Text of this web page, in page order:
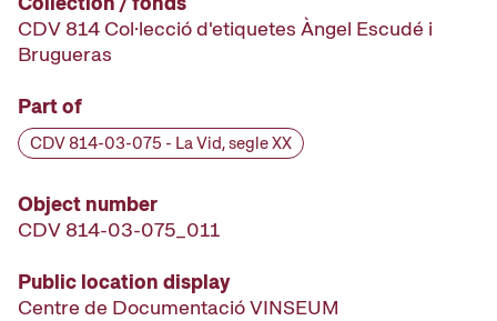
CDV 814 Col·lecció d'etiquetes Àngel Escudé i
Brugueras
Part of
CDV 814-03-075 - La Vid, segle XX
Object number
CDV 814-03-075_011
Public location display
Centre de Documentació VINSEUM